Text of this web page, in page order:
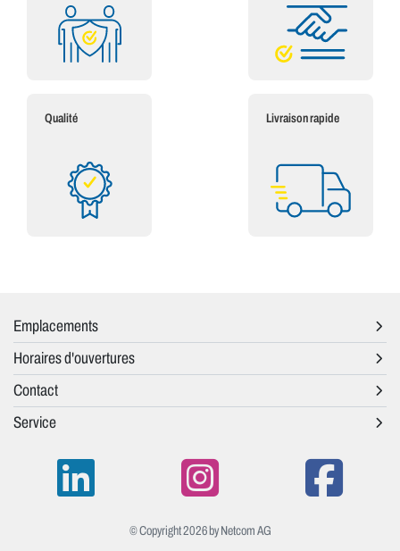
Qualité Livraison rapide
Emplacements
Horaires d'ouvertures
Contact
Service
© Copyright 2026 by Netcom AG